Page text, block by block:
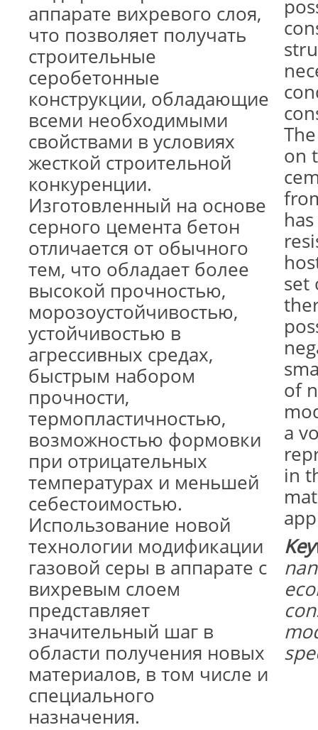
аппарате вихревого слоя,
что позволяет получать
строительные
серобетонные
конструкции, обладающие
всеми необходимыми
свойствами в условиях
жесткой строительной
конкуренции.
Изготовленный на основе
серного цемента бетон
отличается от обычного
тем, что обладает более
высокой прочностью,
морозоустойчивостью,
устойчивостью в
агрессивных средах,
быстрым набором
прочности,
термопластичностью,
возможностью формовки
при отрицательных
температурах и меньшей
себестоимостью.
Использование новой
технологии модификации
газовой серы в аппарате с
вихревым слоем
представляет
значительный шаг в
области получения новых
материалов, в том числе и
специального
назначения.
on
set
of
a
in